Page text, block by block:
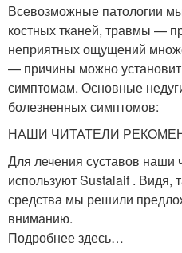
Всевозможные патологии
костных тканей, травмы —
неприятных ощущений
— причины можно
симптомам. Основные
болезненных симптомов:
НАШИ ЧИТАТЕЛИ
Для лечения суставов наши
используют Sustalaif . Видя,
средства мы решили
вниманию.
Подробнее здесь…